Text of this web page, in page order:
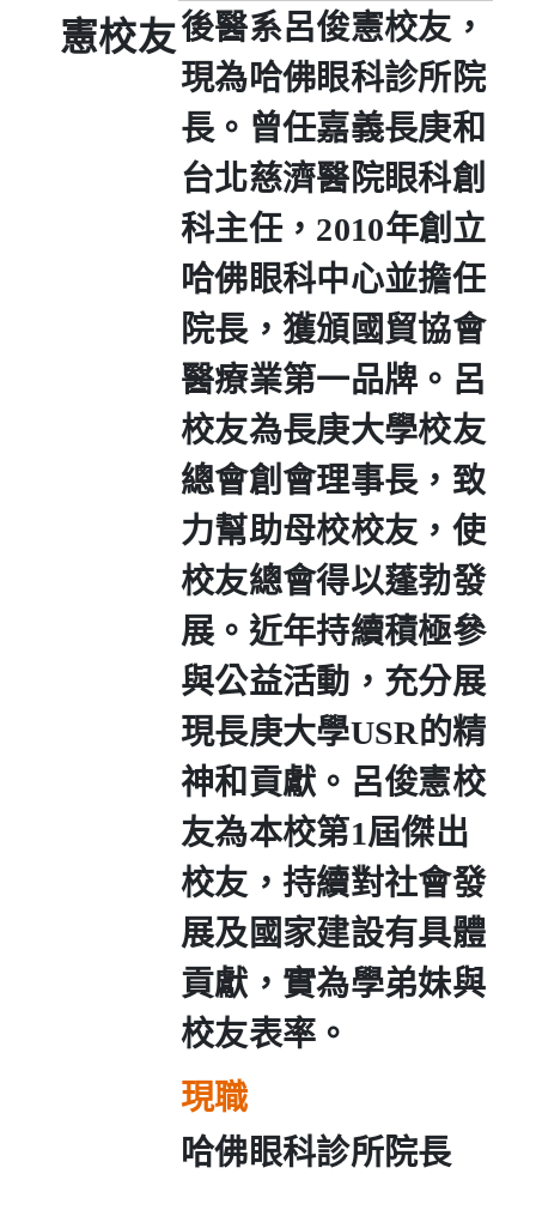
後醫系呂俊憲校友，
現為哈佛眼科診所院
長。曾任嘉義長庚和
台北慈濟醫院眼科創
科主任， 2010年創立
哈佛眼科中心並擔任
院長，獲頒國貿協會
醫療業第一品牌。呂
校友為長庚大學校友
總會創會理事長，致
力幫助母校校友，使
校友總會得以蓬勃發
展。近年持續積極參
與公益活動，充分展
現長庚大學USR的精
神和貢獻。呂俊憲校
友為本校第1屆傑出
校友，持續對社會發
展及國家建設有具體
貢獻，實為學弟妹與
校友表率。
現職
哈佛眼科診所院長